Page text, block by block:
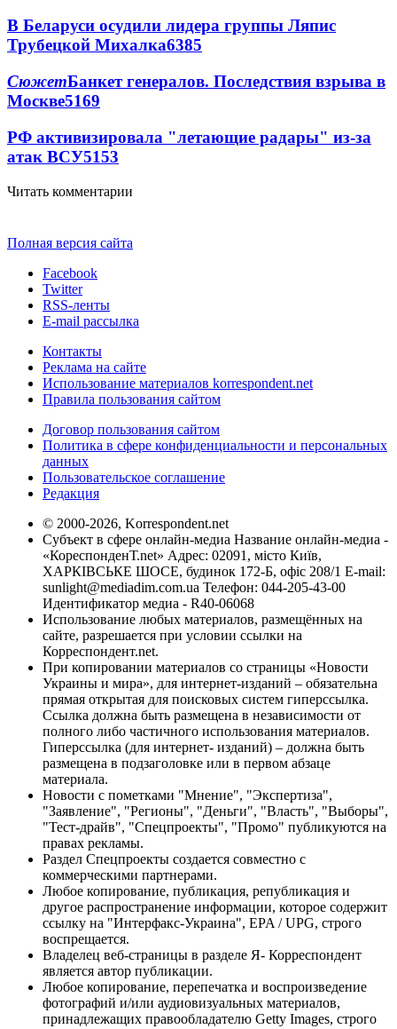
В Беларуси осудили лидера группы Ляпис
Трубецкой Михалка6385
СюжетБанкет генералов. Последствия взрыва в
Москве5169
РФ активизировала "летающие радары" из-за
атак ВСУ5153
Читать комментарии
Полная версия сайта
Facebook
Twitter
RSS-ленты
E-mail рассылка
Контакты
Реклама на сайте
Использование материалов korrespondent.net
Правила пользования сайтом
Договор пользования сайтом
Политика в сфере конфиденциальности и персональных
данных
Пользовательское соглашение
Редакция
© 2000-2026, Korrespondent.net
Субъект в сфере онлайн-медиа Название онлайн-медиа -
«КореспонденТ.net» Адрес: 02091, місто Київ,
ХАРКІВСЬКЕ ШОСЕ, будинок 172-Б, офіс 208/1 E-mail:
sunlight@mediadim.com.ua Телефон: 044-205-43-00
Идентификатор медиа - R40-06068
Использование любых материалов, размещённых на
сайте, разрешается при условии ссылки на
Корреспондент.net.
При копировании материалов со страницы «Новости
Украины и мира», для интернет-изданий – обязательна
прямая открытая для поисковых систем гиперссылка.
Ссылка должна быть размещена в независимости от
полного либо частичного использования материалов.
Гиперссылка (для интернет- изданий) – должна быть
размещена в подзаголовке или в первом абзаце
материала.
Новости с пометками "Мнение", "Экспертиза",
"Заявление", "Регионы", "Деньги", "Власть", "Выборы",
"Тест-драйв", "Спецпроекты", "Промо" публикуются на
правах рекламы.
Раздел Спецпроекты создается совместно с
коммерческими партнерами.
Любое копирование, публикация, републикация и
другое распространение информации, которое содержит
ссылку на "Интерфакс-Украина", EPA / UPG, строго
воспрещается.
Владелец веб-страницы в разделе Я- Корреспондент
является автор публикации.
Любое копирование, перепечатка и воспроизведение
фотографий и/или аудиовизуальных материалов,
принадлежащих правообладателю Getty Images, строго